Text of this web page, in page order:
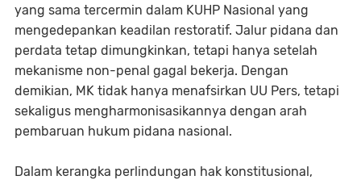
yang sama tercermin dalam KUHP Nasional yang
mengedepankan keadilan restoratif. Jalur pidana dan
perdata tetap dimungkinkan, tetapi hanya setelah
mekanisme non-penal gagal bekerja. Dengan
demikian, MK tidak hanya menafsirkan UU Pers, tetapi
sekaligus mengharmonisasikannya dengan arah
pembaruan hukum pidana nasional.
Dalam kerangka perlindungan hak konstitusional,